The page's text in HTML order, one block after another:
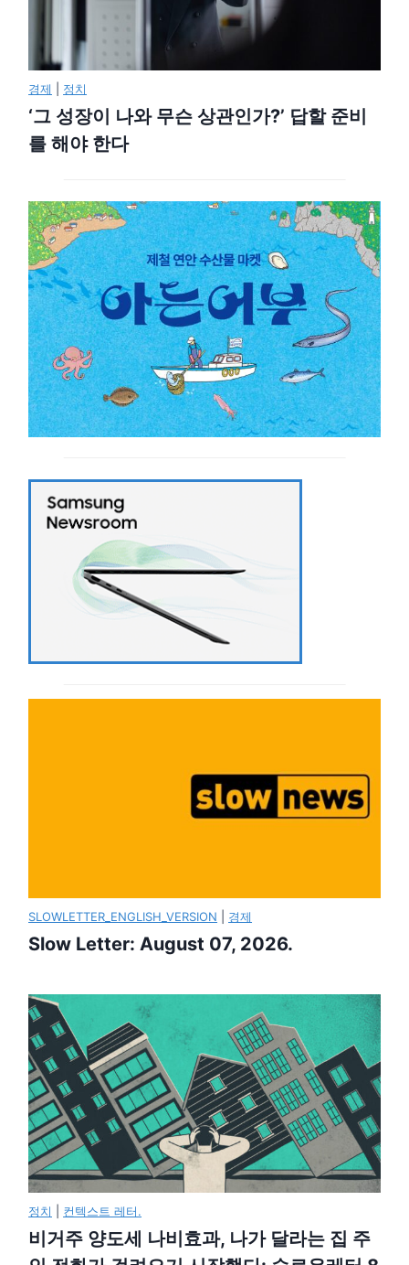
경제 정치
‘그 성장이 나와 무슨 상관인가?’ 답할 준비
를 해야 한다
SLOWLETTER_ENGLISH_VERSION 경제
Slow Letter: August 07, 2026.
정치 컨텍스트 레터.
비거주 양도세 나비효과, 나가 달라는 집 주